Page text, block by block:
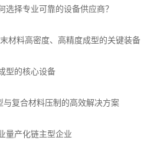
择专业可靠的设备供应商？
材料高密度、高精度成型的关键装备
型的核心设备
复合材料压制的高效解决方案
量产化链主型企业